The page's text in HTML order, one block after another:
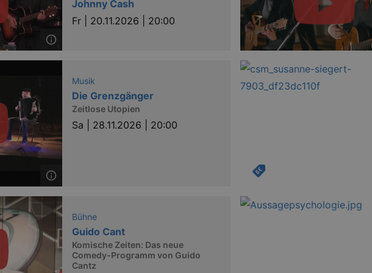
Johnny Cash
Fr | 20.11.2026 | 20:00
Musik
Die Grenzgänger
Zeitlose Utopien
Sa | 28.11.2026 | 20:00
Bühne
Guido Cant
Komische Zeiten: Das neue
Comedy-Programm von Guido
Cantz
.eventim.de
axd www.eventim.de
axd
This cookie carries out information about
website and any advertising that the end
visiting the said website.
_abck
Akamai Technologies
.eventim.de
tis
RXSESSID
OptanonConsent
This cookie is set by the cookie
stores information about the categories of
whether visitors have given or withdrawn
category. This enables site owners to
from being set in the users browser, when
has a normal lifespan of one year, so that
have their preferences remembered. It